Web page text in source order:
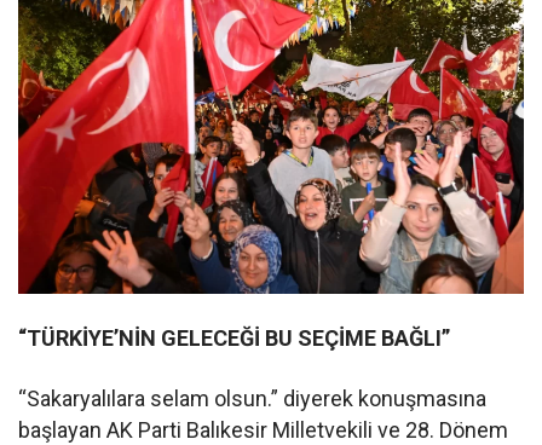
“TÜRKİYE’NİN GELECEĞİ BU SEÇİME BAĞLI”
“Sakaryalılara selam olsun.” diyerek konuşmasına
başlayan AK Parti Balıkesir Milletvekili ve 28. Dönem